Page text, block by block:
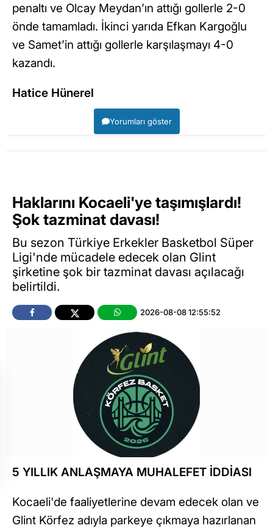
penaltı ve Olcay Meydan’ın attığı gollerle 2-0
önde tamamladı. İkinci yarıda Efkan Kargoğlu
ve Samet’in attığı gollerle karşılaşmayı 4-0
kazandı.
Hatice Hünerel
Yorumları göster
Haklarını Kocaeli'ye taşımışlardı!
Şok tazminat davası!
Bu sezon Türkiye Erkekler Basketbol Süper
Ligi'nde mücadele edecek olan Glint
şirketine şok bir tazminat davası açılacağı
belirtildi.
2026-08-08 12:55:52
5 YILLIK ANLAŞMAYA MUHALEFET İDDİASI
Kocaeli'de faaliyetlerine devam edecek olan ve
Glint Körfez adıyla parkeye çıkmaya hazırlanan